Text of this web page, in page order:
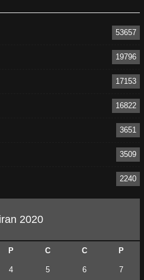
53657
19796
17153
16822
3651
3509
2240
2020
P C C P
4 5 6 7